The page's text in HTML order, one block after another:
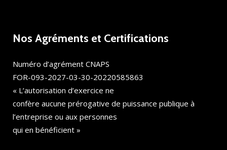
Nos Agréments et Certifications
Numéro d’agrément CNAPS
FOR-093-2027-03-30-20220585863
« L’autorisation d’exercice ne
confère aucune prérogative de puissance publique à
l’entreprise ou aux personnes
qui en bénéficient »